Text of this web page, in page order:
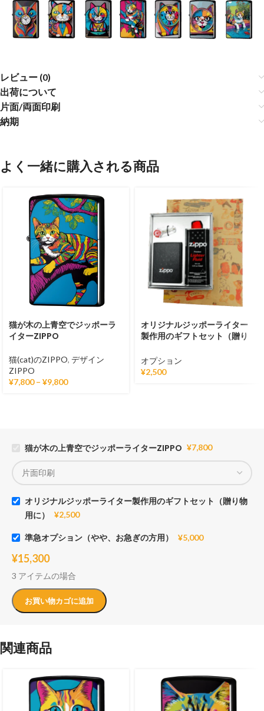
レビュー (0)
出荷について
片面/両面印刷
納期
よく一緒に購入される商品
猫が木の上青空でジッポーラ
イターZIPPO
猫(cat)のZIPPO, デザイン
ZIPPO
¥7,800 – ¥9,800
オリジナルジッポーライター
製作用のギフトセット（贈り
オプション
¥2,500
猫が木の上青空でジッポーライターZIPPO ¥7,800
オリジナルジッポーライター製作用のギフトセット（贈り物
用に）
¥2,500
準急オプション（やや、お急ぎの方用） ¥5,000
¥15,300
3 アイテムの場合
お買い物カゴに追加
関連商品